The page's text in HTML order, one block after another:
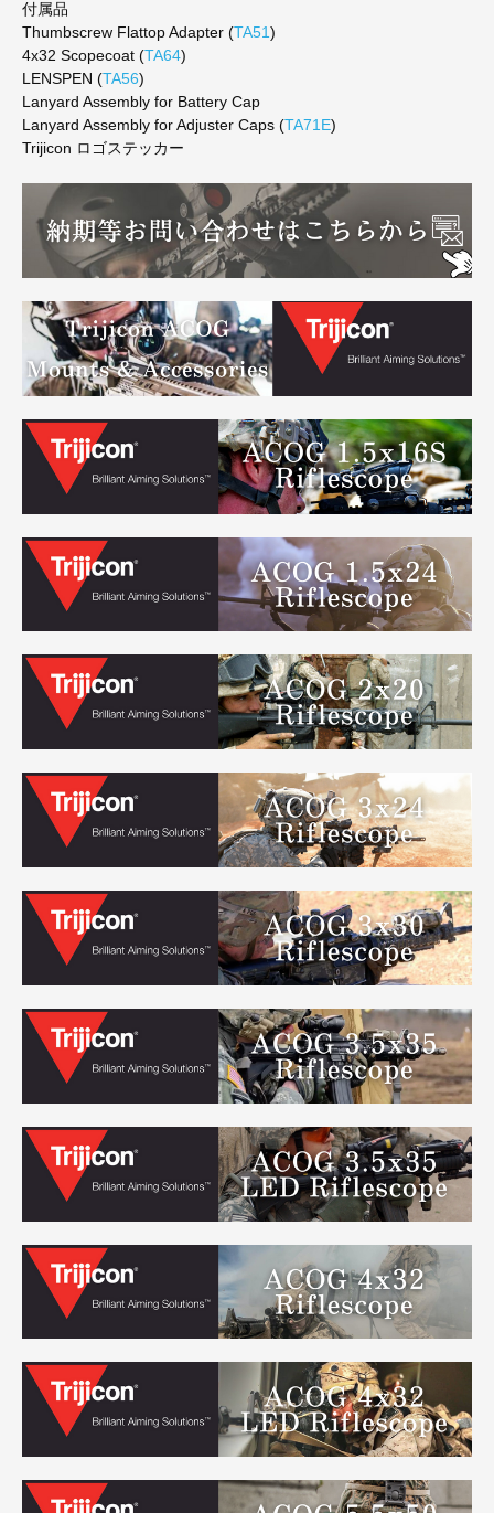
付属品
Thumbscrew Flattop Adapter (TA51)
4x32 Scopecoat (TA64)
LENSPEN (TA56)
Lanyard Assembly for Battery Cap
Lanyard Assembly for Adjuster Caps (TA71E)
Trijicon ロゴステッカー